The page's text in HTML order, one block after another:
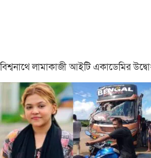
বিশ্বনাথে লামাকাজী আইটি একাডেমির